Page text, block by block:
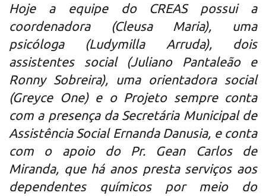
Hoje a equipe do CREAS possui a
coordenadora (Cleusa Maria), uma
psicóloga (Ludymilla Arruda), dois
assistentes social (Juliano Pantaleão e
Ronny Sobreira), uma orientadora social
(Greyce One) e o Projeto sempre conta
com a presença da Secretária Municipal de
Assistência Social Ernanda Danusia, e conta
com o apoio do Pr. Gean Carlos de
Miranda, que há anos presta serviços aos
dependentes químicos por meio do